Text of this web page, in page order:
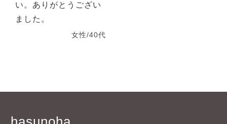
い。ありがとうござい
ました。
女性/40代